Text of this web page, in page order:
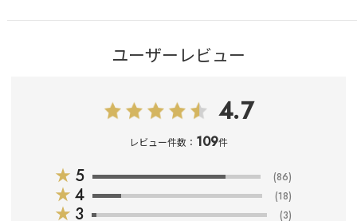
ユーザーレビュー
4.7
レビュー件数： 109件
★ 5 (86)
★ 4 (18)
★ 3 (3)